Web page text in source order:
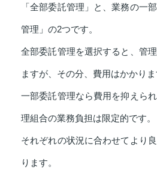
「全部委託管理」と、業務の一
管理」の2つです。
全部委託管理を選択すると、管
ますが、その分、費用はかかりま
一部委託管理なら費用を抑えら
理組合の業務負担は限定的です。
それぞれの状況に合わせてより
ります。